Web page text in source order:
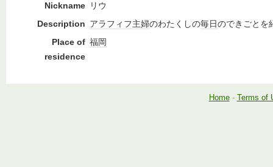
Nickname
リウ
Description アラフィフ主婦のわたくしの毎日のできごとを
Place of
residence
福岡
Home- Terms of